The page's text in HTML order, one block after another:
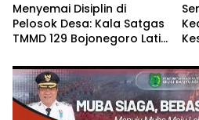
Menyemai Disiplin di
Pelosok Desa: Kala Satgas
TMMD 129 Bojonegoro Latih
Atap Kesongo